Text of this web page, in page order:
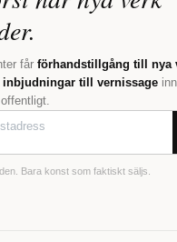
får förhandstillgång till nya
till vernissage
Bara konst som faktiskt säljs.